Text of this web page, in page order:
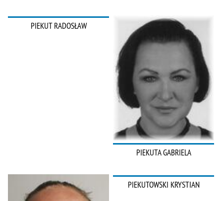
PIEKUT RADOSŁAW
PIEKUTA GABRIELA
PIEKUTOWSKI KRYSTIAN